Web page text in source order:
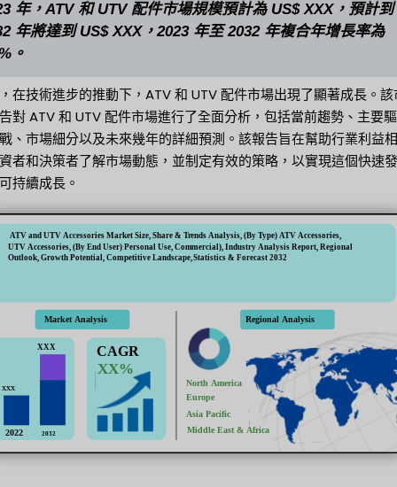
年，ATV 和 UTV 配件市場規模預計為 US$ XXX，預計到
年將達到 US$ XXX，2023 年至 2032 年複合年增長率為
。
在技術進步的推動下，ATV 和 UTV 配件市場出現了顯著成長。
對 ATV 和 UTV 配件市場進行了全面分析，包括當前趨勢、主要
、市場細分以及未來幾年的詳細預測。該報告旨在幫助行業利益
者和決策者了解市場動態，並制定有效的策略，以實現這個快速
持續成長。